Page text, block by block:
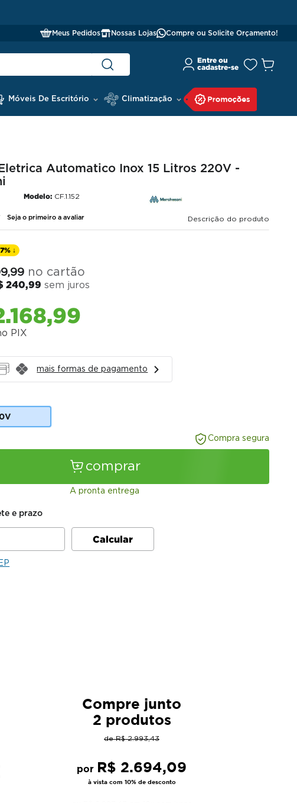
Meus Pedidos Nossas Lojas Compre ou Solicite Orçamento!
Móveis De Escritório Climatização
Automatico Inox 15 Litros 220V -
Modelo: CF.1.152
Seja o primeiro a avaliar Descrição do produto
7% ↓
,99 no cartão
240,99 sem juros
.168,99
PIX
mais formas de pagamento
Compra segura
comprar
A pronta entrega
e prazo
Compre junto
2 produtos
deR$ 2.993,43
por R$ 2.694,09
à vista com 10% de desconto